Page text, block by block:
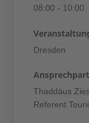
08:00 - 10:00
Dresden
Thaddäus
Referent